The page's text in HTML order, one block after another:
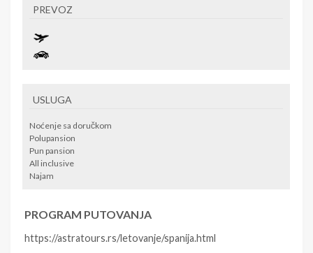
PREVOZ
USLUGA
Noćenje sa doručkom
Polupansion
Pun pansion
All inclusive
Najam
PROGRAM PUTOVANJA
https://astratours.rs/letovanje/spanija.html